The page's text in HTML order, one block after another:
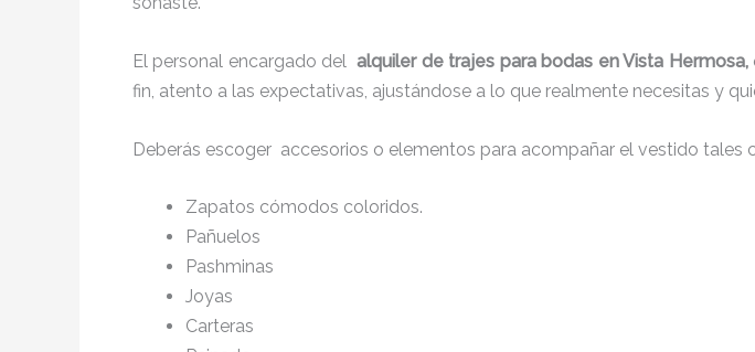
El personal encargado delalquiler de trajes para bodas en Vista Hermosa,
fin, atento a las expectativas, ajustándose a lo que realmente necesitas y
Deberás escoger accesorios o elementos para acompañar el vestido tales
Zapatos cómodos coloridos.
Pañuelos
Pashminas
Joyas
Carteras